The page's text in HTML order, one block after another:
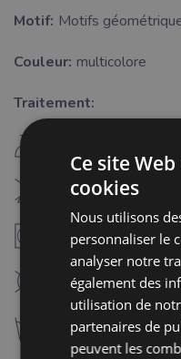
Motif: Motifs
Couleur: multicolore
Traitement:
E
H Blanchiment interdit
V séchaga à
K nettoyage à sec
g lavage à 30°C
Ce site
cookies
Nous utilisons
personnaliser le
analyser notre
également des
utilisation de
partenaires de
peuvent les